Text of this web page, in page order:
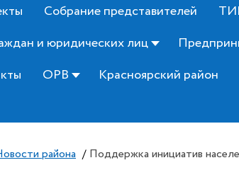
Собрание представителей
и юридических лиц
ОРВ Красноярский район
района / Поддержка инициатив